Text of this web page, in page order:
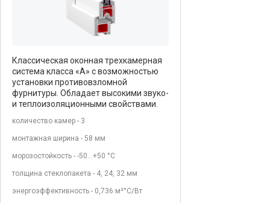
количество камер - 3
толщина стеклопакета - 4, 24, 32 мм
энергоэффективность - 0,736 м²°С/Вт
монтажная ширина - 58 мм
морозостойкость - -50…+50 °С
Классическая оконная трехкамерная
система класса «А» с возможностью
установки противовзломной
фурнитуры. Обладает высокими звуко-
и теплоизоляционными свойствами.